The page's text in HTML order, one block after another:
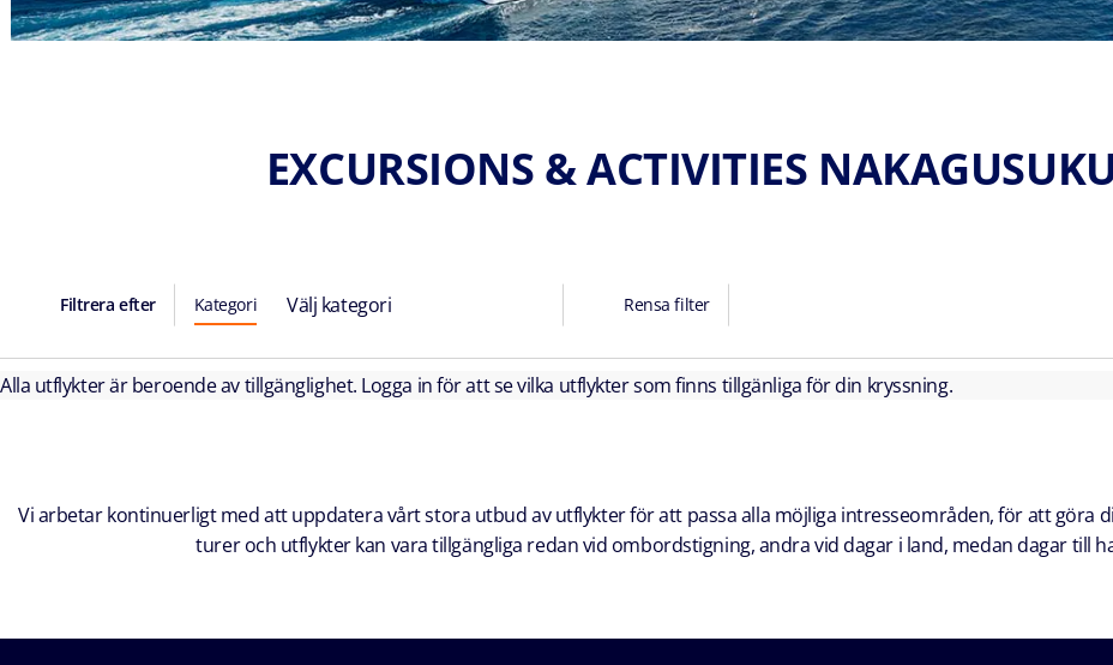
EXCURSIONS & ACTIVITIES
Filtrera efter Kategori Välj kategori Rensa filter
Alla utflykter är beroende av tillgänglighet. Logga in för att se vilka utflykter som finns tillgänliga för din kryssning.
Vi arbetar kontinuerligt med att uppdatera vårt stora utbud av utflykter för att passa alla möjliga intresseområden, för att göra
turer och utflykter kan vara tillgängliga redan vid ombordstigning, andra vid dagar i land, medan dagar till